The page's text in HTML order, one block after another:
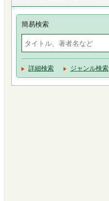
簡易検索
詳細検索 ジャンル検索